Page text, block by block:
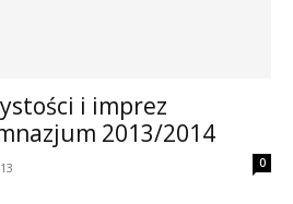
i imprez
2013/2014
0